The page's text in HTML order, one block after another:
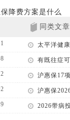
降费方案是什么
同类文章
太平洋健
有既往症
沪惠保17
沪惠保
2026带病